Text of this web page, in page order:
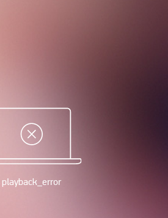
playback_error